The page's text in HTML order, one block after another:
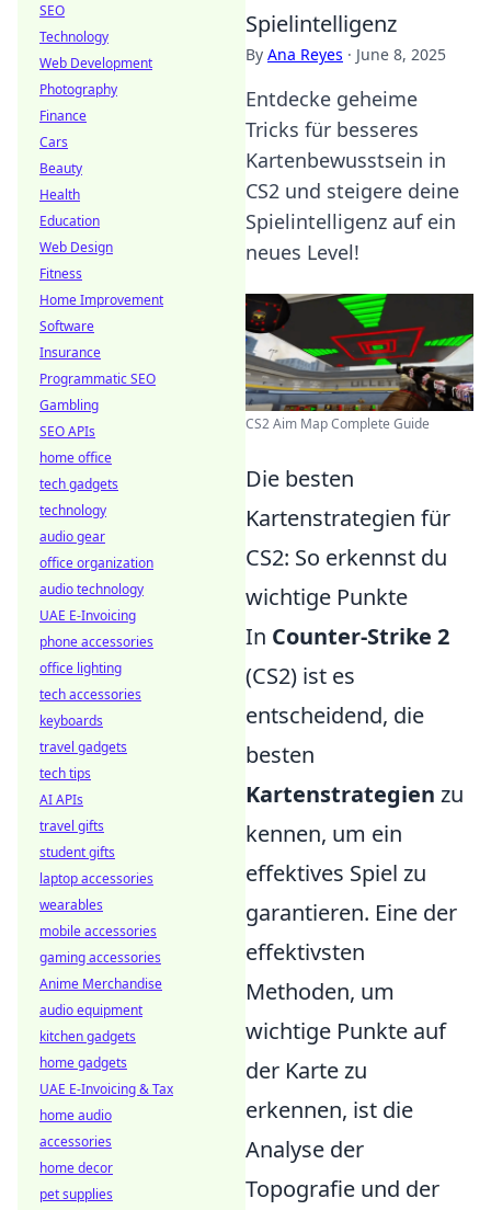
Spielintelligenz
By Ana Reyes · June 8, 2025
Entdecke geheime
Tricks für besseres
Kartenbewusstsein in
CS2 und steigere deine
Spielintelligenz auf ein
neues Level!
CS2 Aim Map Complete Guide
Die besten
Kartenstrategien für
CS2: So erkennst du
wichtige Punkte
In Counter-Strike 2
(CS2) ist es
entscheidend, die
besten
Kartenstrategien zu
kennen, um ein
effektives Spiel zu
garantieren. Eine der
effektivsten
Methoden, um
wichtige Punkte auf
der Karte zu
erkennen, ist die
Analyse der
Topografie und der
SEO
Technology
Web Development
Photography
Finance
Cars
Beauty
Health
Education
Web Design
Fitness
Home Improvement
Software
Insurance
Programmatic SEO
Gambling
SEO APIs
home office
tech gadgets
technology
audio gear
office organization
audio technology
UAE E-Invoicing
phone accessories
office lighting
tech accessories
keyboards
travel gadgets
tech tips
AI APIs
travel gifts
student gifts
laptop accessories
wearables
mobile accessories
gaming accessories
Anime Merchandise
audio equipment
kitchen gadgets
home gadgets
UAE E-Invoicing & Tax
home audio
accessories
home decor
pet supplies